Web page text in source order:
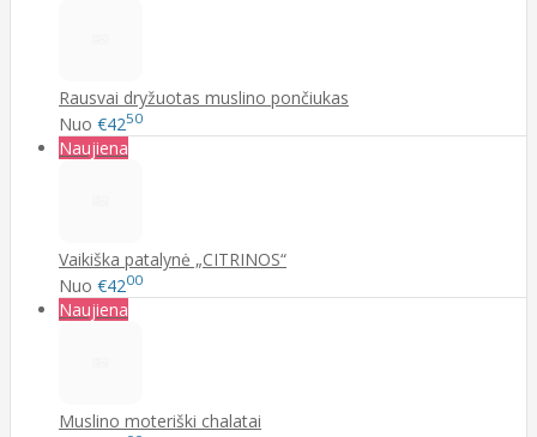
Rausvai dryžuotas muslino pončiukas
Nuo €4250
Naujiena
Vaikiška patalynė „CITRINOS“
Nuo €4200
Naujiena
Muslino moteriški chalatai